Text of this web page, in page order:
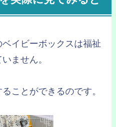
イビーボックスは福祉
ません。
ことができるのです。